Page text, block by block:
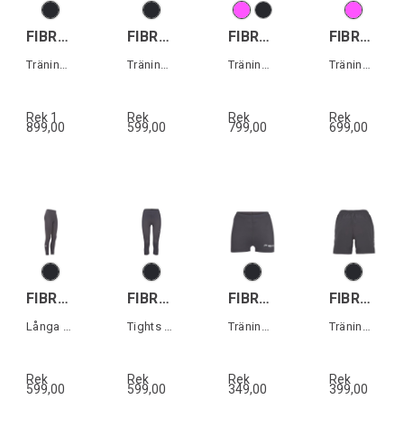
FIBRA Sync Pro Jacket W
Träningsjacka dam
Rek 1
899,00
FIBRA Sync Trn Pant W
Träningsbyxa dam
Rek
599,00
FIBRA Sync Hood Zip W
Träningströja dam
Rek
799,00
FIBRA Sync Half Zip W
Träningströja dam
Rek
699,00
FIBRA Sync Long Tights W
Rek
599,00
FIBRA Sync 3/4 Tights W
Rek
599,00
FIBRA Sync Short Tights W
Rek
349,00
FIBRA Sync Sport Shorts W
Rek
399,00